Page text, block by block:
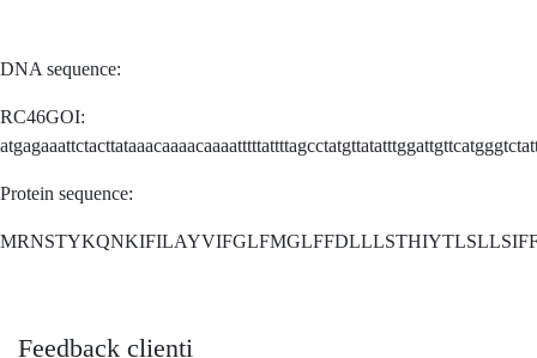
DNA sequence:
RC46GOI:
Protein sequence:
Feedback clienti